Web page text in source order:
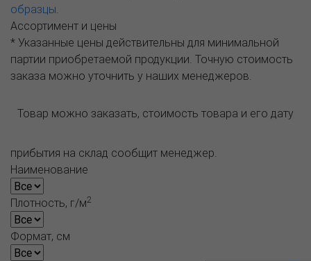
образцы
Ассортимент и цены
* Указанные цены действительны для минимальной
партии приобретаемой продукции. Точную стоимость
заказа можно уточнить у наших менеджеров.
Товар можно заказать, стоимость товара и его дату
прибытия на склад сообщит менеджер.
Наименование
Плотность, г/м2
Формат, см